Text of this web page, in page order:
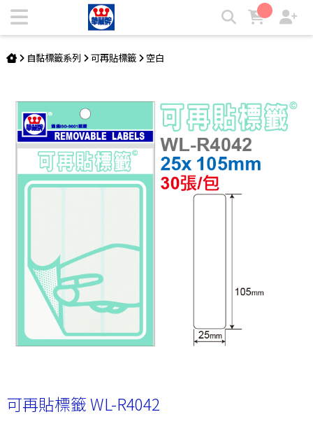
可再貼標籤 WL-R4042 | 華麗牌自粘標籤
自黏標籤系列 可再貼標籤 空白
可再貼標籤 WL-R4042